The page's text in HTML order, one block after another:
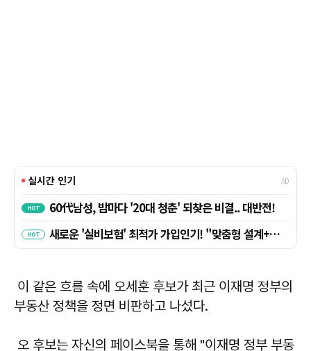
이 같은 흐름 속에 오세훈 후보가 최근 이재명 정부의
부동산 정책을 정면 비판하고 나섰다.
오 후보는 자신의 페이스북을 통해 "이재명 정부 부동